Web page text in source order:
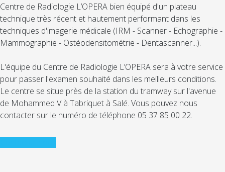
Centre de Radiologie L’OPERA bien équipé d'un plateau
technique très récent et hautement performant dans les
techniques d'imagerie médicale (IRM - Scanner - Echographie -
Mammographie - Ostéodensitométrie - Dentascanner...).
L'équipe du Centre de Radiologie L’OPERA sera à votre service
pour passer l'examen souhaité dans les meilleurs conditions.
Le centre se situe près de la station du tramway sur l'avenue
de Mohammed V à Tabriquet à Salé. Vous pouvez nous
contacter sur le numéro de téléphone 05 37 85 00 22.